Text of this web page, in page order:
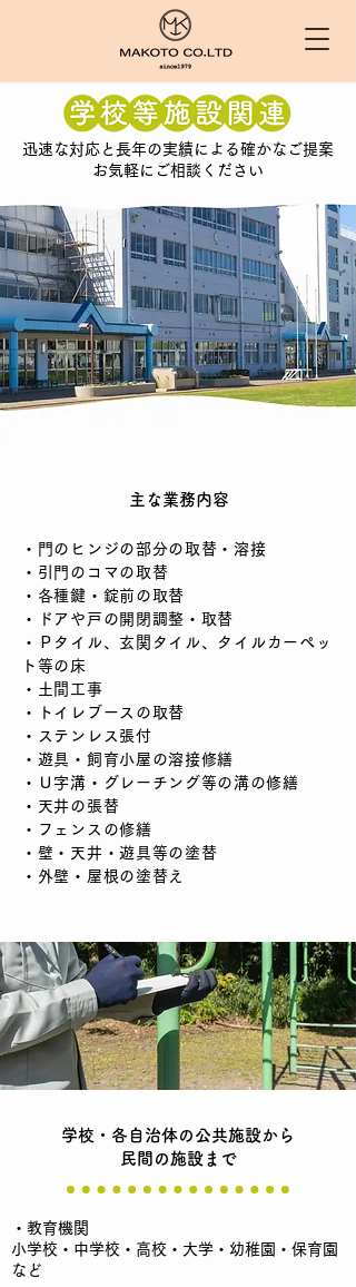
迅速な対応と長年の実績による確かなご提案
お気軽にご相談ください
主な業務内容
・門のヒンジの部分の取替・溶接
・引門のコマの取替
・ 各種鍵・錠前の取替
・ドアや戸の開閉調整・取替
・
Ｐタイル、玄関タイル、タイルカーペッ
ト等の床
・土間工事
・トイレブースの取替
・ステンレス張付
・遊具・飼育小屋の溶接修繕
・Ｕ字溝・グレーチング等の溝の修繕
・天井の張替
・フェンスの修繕
・壁・天井・遊具等の塗替
・外壁・屋根の塗替え
学校・各自治体の公共施設から
民間の施設まで
・教育機関
小学校・中学校・高校・大学・幼稚園・保育園
など